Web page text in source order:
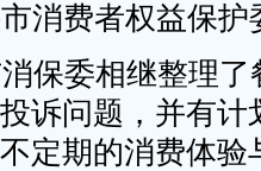
消费者权益保护
保委相继整理了
诉问题，并有
定期的消费体